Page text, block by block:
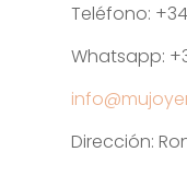
Teléfono:
Whatsapp:
Dirección: